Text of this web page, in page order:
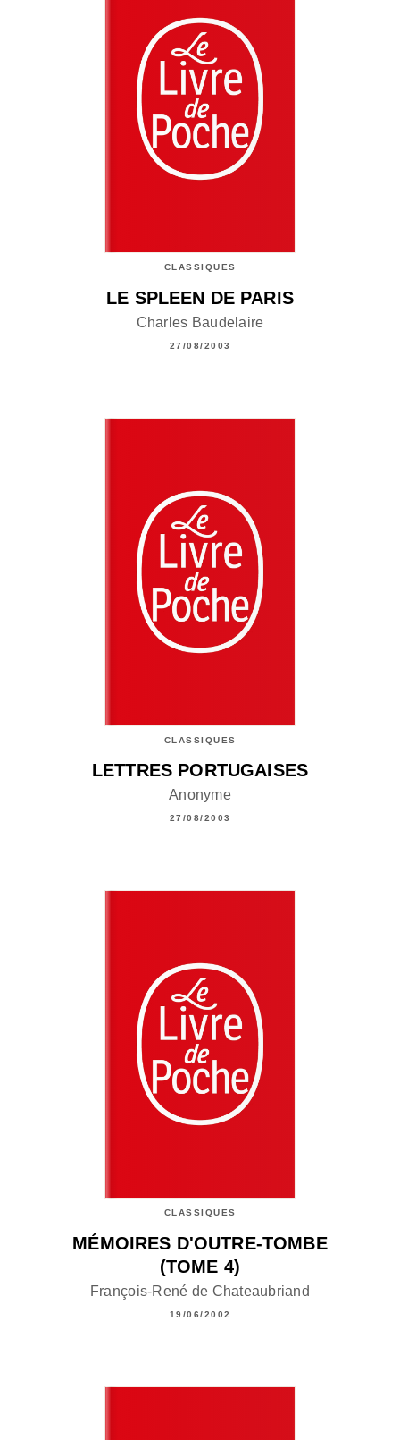
CLASSIQUES
LE SPLEEN DE PARIS
Charles Baudelaire
27/08/2003
CLASSIQUES
LETTRES PORTUGAISES
Anonyme
27/08/2003
CLASSIQUES
MÉMOIRES D'OUTRE-TOMBE
(TOME 4)
François-René de Chateaubriand
19/06/2002